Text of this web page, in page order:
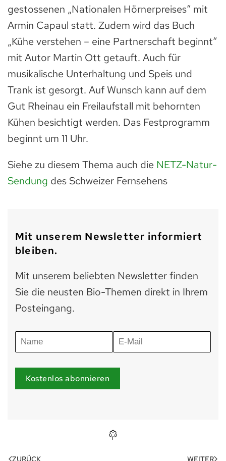
gestossenen „Nationalen Hörnerpreises“ mit
Armin Capaul statt. Zudem wird das Buch
„Kühe verstehen – eine Partnerschaft beginnt“
mit Autor Martin Ott getauft. Auch für
musikalische Unterhaltung und Speis und
Trank ist gesorgt. Auf Wunsch kann auf dem
Gut Rheinau ein Freilaufstall mit behornten
Kühen besichtigt werden. Das Festprogramm
beginnt um 11 Uhr.
Siehe zu diesem Thema auch die NETZ-Natur-
Sendung des Schweizer Fernsehens
Mit unserem Newsletter informiert
bleiben.
Mit unserem beliebten Newsletter finden
Sie die neusten Bio-Themen direkt in Ihrem
Posteingang.
Kostenlos abonnieren
ZURÜCK WEITER